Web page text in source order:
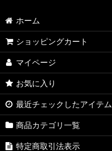
ホーム
ショッピングカート
マイページ
お気に入り
最近チェックしたアイテム
商品カテゴリ一覧
特定商取引法表示